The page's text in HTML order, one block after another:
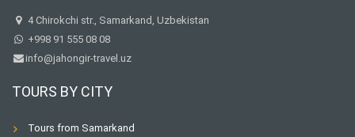
4 Chirokchi str., Samarkand, Uzbekistan
+998 91 555 08 08
info@jahongir-travel.uz
TOURS BY CITY
Tours from Samarkand